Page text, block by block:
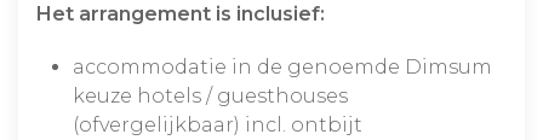
Het arrangement is inclusief:
accommodatie in de genoemde Dimsum
keuze hotels / guesthouses
(ofvergelijkbaar) incl. ontbijt